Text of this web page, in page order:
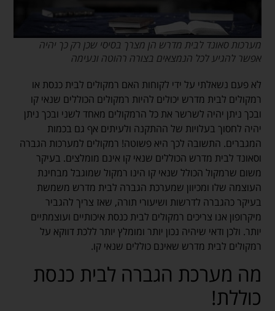
מערכות סאונד לבית מדרש הן מצרך בסיסי שכן רק כך יהיה
אפשר להגיע לכל הנמצאים בצורה רהוטה ונעימה
לא פעם נשאלתי על ידי לקוחות האם רמקולים לבית כנסת או
רמקולים לבית מדרש יכולים להיות רמקולים הכוללים שנאי קו
ובכך ניתן יהיה לשרשר את כל הרמקולים מאחד לשני ובכך ניתן
יהיה לחסוך בעלויות של ההתקנה ולעיתים אף גם בכמות
המגברים. התשובה לכך היא פשוטה! רמקולים למערכות הגברה
וסאונד לבית מדרש הכוללים שנאי קו אינם מומלצים. בעיקר
משום שרמקול הכולל שנאי קו הינו רמקול שמוגבל מבחינת
העוצמה שלו ומכיוון שמערכת הגברה לבית מדרש משמשת
בעיקר כהגברה לדרשות ושיעורי תורה, שאז צריך להגביר
מיקרופון אנו צריכים רמקולים לבית כנסת איכותיים ועוצמתיים
יותר. ולכן ודאי שיהיה נכון יותר ומומלץ יותר ללכת דווקא על
רמקולים לבית מדרש שאינם כוללים שנאי קו.
מה מערכת הגברה לבית כנסת
כוללת!